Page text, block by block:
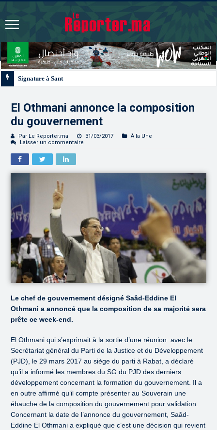
El Othmani annonce la composition
du gouvernement
Par Le Reporter.ma 31/03/2017
À la Une
Laisser un commentaire
Le chef de gouvernement désigné Saâd-Eddine El
Othmani a annoncé que la composition de sa majorité sera
prête ce week-end.
El Othmani qui s’exprimait à la sortie d’une réunion avec le
Secrétariat général du Parti de la Justice et du Développement
(PJD), le 29 mars 2017 au siège du parti à Rabat, a déclaré
qu’il a informé les membres du SG du PJD des derniers
développement concernant la formation du gouvernement. Il a
en outre affirmé qu’il compte présenter au Souverain une
ébauche de la composition du gouvernement pour validation.
Concernant la date de l’annonce du gouvernement, Saâd-
Eddine El Othmani a expliqué que c’est une décision qui revient